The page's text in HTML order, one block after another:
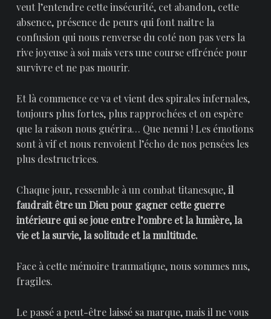
veut l’entendre cette insécurité, cet abandon, cette
absence, présence de peurs qui font naitre la
confusion qui nous renverse du coté non pas vers la
rive joyeuse à soi mais vers une course effrénée pour
survivre et ne pas mourir.
Et là commence ce va et vient des spirales infernales,
toujours plus fortes, plus rapprochées et on espère
que la raison nous guérira… Que nenni ! Les émotions
sont à vif et nous renvoient l’écho de nos pensées les
plus destructrices.
Chaque jour, ressemble à un combat titanesque,il
faudrait être un Dieu pour gagner cette guerre
intérieure qui se joue entre l’ombre et la lumière, la
vie et la survie, la solitude et la multitude.
Face à cette mémoire traumatique, nous sommes nus,
fragiles.
Le passé a peut-être laissé sa marque, mais il ne vous